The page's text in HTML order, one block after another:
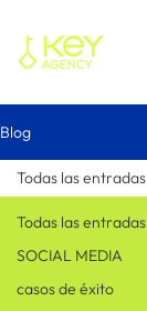
Blog
Todas las entradas
SOCIAL MEDIA
casos de éxito
Todas las entradas